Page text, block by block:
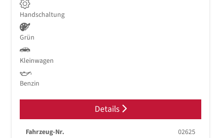
Handschaltung
Grün
Kleinwagen
Benzin
Details
Fahrzeug-Nr. 02625